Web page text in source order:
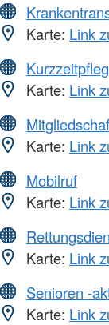
Karte: Link
Karte: Link
Karte: Link
Mobilruf
Karte: Link
Karte: Link
Senioren -
Karte: Link